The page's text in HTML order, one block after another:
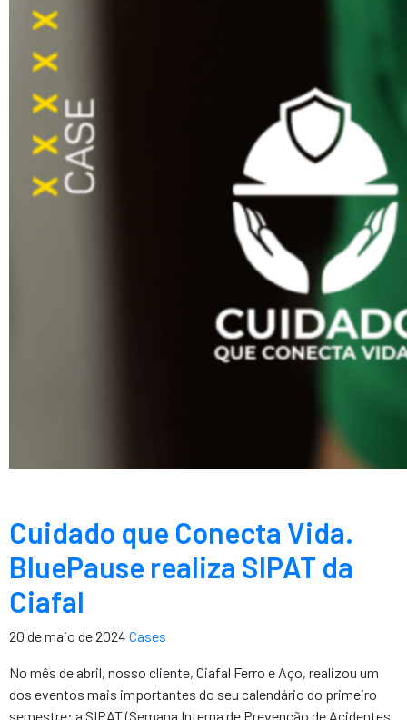
Cuidado que Conecta Vida.
BluePause realiza SIPAT da
Ciafal
20 de maio de 2024 Cases
No mês de abril, nosso cliente, Ciafal Ferro e Aço, realizou um
dos eventos mais importantes do seu calendário do primeiro
semestre: a SIPAT (Semana Interna de Prevenção de Acidentes